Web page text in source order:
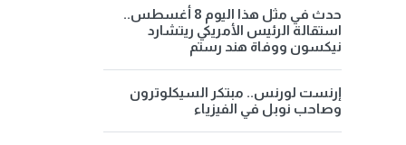
حدث في مثل هذا اليوم 8 أغسطس..
استقالة الرئيس الأمريكي ريتشارد
نيكسون ووفاة هند رستم
إرنست لورنس.. مبتكر السيكلوترون
وصاحب نوبل في الفيزياء